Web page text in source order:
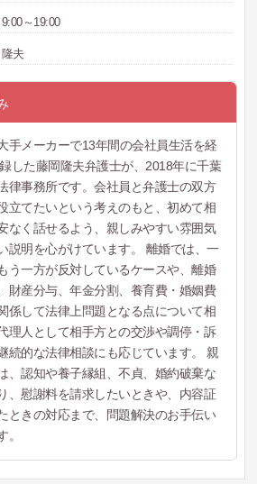
～19:00
夫
手メーカーで13年間の会社員生活を経
した藤岡隆夫弁護士が、2018年に千葉
律事務所です。会社員と弁護士の双方
立てたいという考えのもと、初めて相
なく話せるよう、親しみやすい雰囲気
説明を心がけています。 離婚では、一
う一方が反対しているケースや、離婚
財産分与、年金分割、養育費・婚姻費
係して法律上問題となる点について相
理人として相手方との交渉や調停・訴
続的な法律相談にも応じています。 親
、認知や養子縁組、不貞、婚約破棄な
、慰謝料を請求したいときや、内容証
ときの対応まで、問題解決のお手伝い
。